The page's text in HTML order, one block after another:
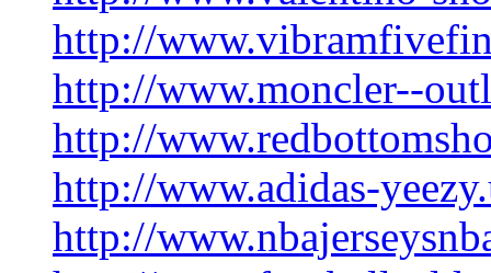
http://
http://www.moncler--
http://
http://www.adidas-
http://